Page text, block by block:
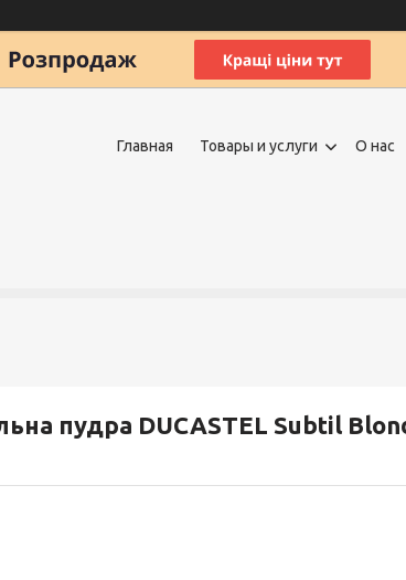
Главная Товары и услуги О нас
пудра DUCASTEL Subtil